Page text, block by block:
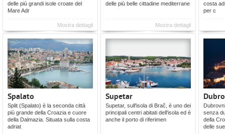
delle più grandi isole croate del
Mare Adr
Mostra dettagli
delle più belle cittadine mediterrane
Mostra dettagli
costa
per c
Spalato
Split (Spalato) è la seconda città
più grande della Croazia e cuore
della Dalmazia. Situata sulla costa
adriat
Supetar
Supetar, sull'isola di Brač, è uno dei
principali centri abitati dell'isola ed è
anche il porto di riferimen
senza
della
delle